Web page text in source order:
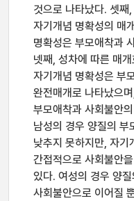
것으로 나타났다. 셋째
자기개념 명확성의 매
명확성은 부모애착과
넷째, 성차에 따른 매
자기개념 명확성은 부
완전매개로 나타났으
부모애착과 사회불안
남성의 경우 양질의 부
낮추지 못하지만, 자기
간접적으로 사회불안
있다. 여성의 경우 양
사회불안으로 이어질